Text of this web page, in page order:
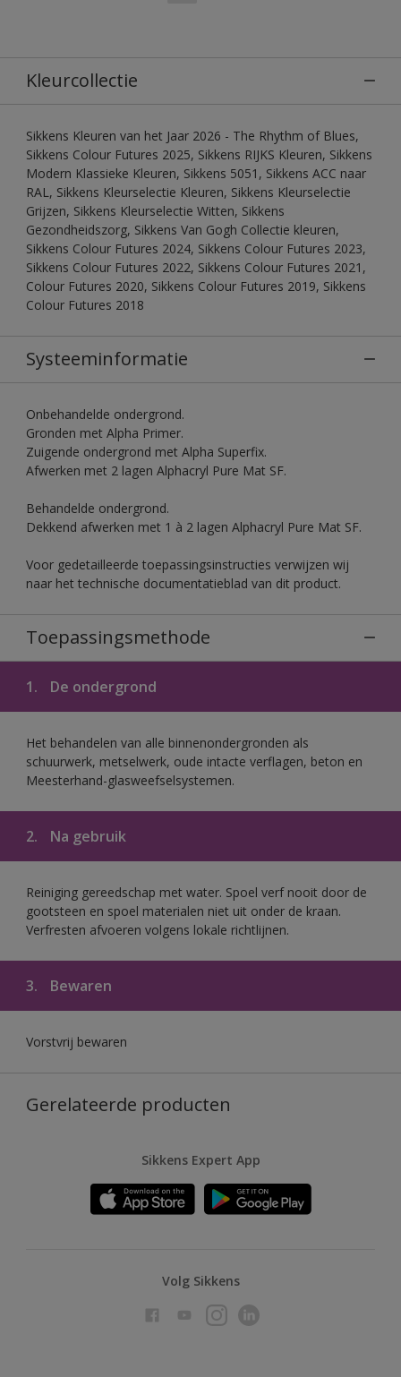
Kleurcollectie
Sikkens Kleuren van het Jaar 2026 - The Rhythm of Blues,
Sikkens Colour Futures 2025, Sikkens RIJKS Kleuren, Sikkens
Modern Klassieke Kleuren, Sikkens 5051, Sikkens ACC naar
RAL, Sikkens Kleurselectie Kleuren, Sikkens Kleurselectie
Grijzen, Sikkens Kleurselectie Witten, Sikkens
Gezondheidszorg, Sikkens Van Gogh Collectie kleuren,
Sikkens Colour Futures 2024, Sikkens Colour Futures 2023,
Sikkens Colour Futures 2022, Sikkens Colour Futures 2021,
Colour Futures 2020, Sikkens Colour Futures 2019, Sikkens
Colour Futures 2018
Systeeminformatie
Onbehandelde ondergrond.
Gronden met Alpha Primer.
Zuigende ondergrond met Alpha Superfix.
Afwerken met 2 lagen Alphacryl Pure Mat SF.
Behandelde ondergrond.
Dekkend afwerken met 1 à 2 lagen Alphacryl Pure Mat SF.
Voor gedetailleerde toepassingsinstructies verwijzen wij
naar het technische documentatieblad van dit product.
Toepassingsmethode
1. De ondergrond
Het behandelen van alle binnenondergronden als
schuurwerk, metselwerk, oude intacte verflagen, beton en
Meesterhand-glasweefselsystemen.
2. Na gebruik
Reiniging gereedschap met water. Spoel verf nooit door de
gootsteen en spoel materialen niet uit onder de kraan.
Verfresten afvoeren volgens lokale richtlijnen.
3. Bewaren
Vorstvrij bewaren
Gerelateerde producten
Sikkens Expert App
Volg Sikkens